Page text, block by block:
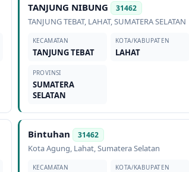
TANJUNG NIBUNG 31462
TANJUNG TEBAT, LAHAT,SUMATERA SELATAN
KECAMATAN
TANJUNG TEBAT
KOTA/KABUPATEN
LAHAT
PROVINSI
SUMATERA
SELATAN
Bintuhan 31462
Kota Agung, Lahat,Sumatera Selatan
KECAMATAN KOTA/KABUPATEN